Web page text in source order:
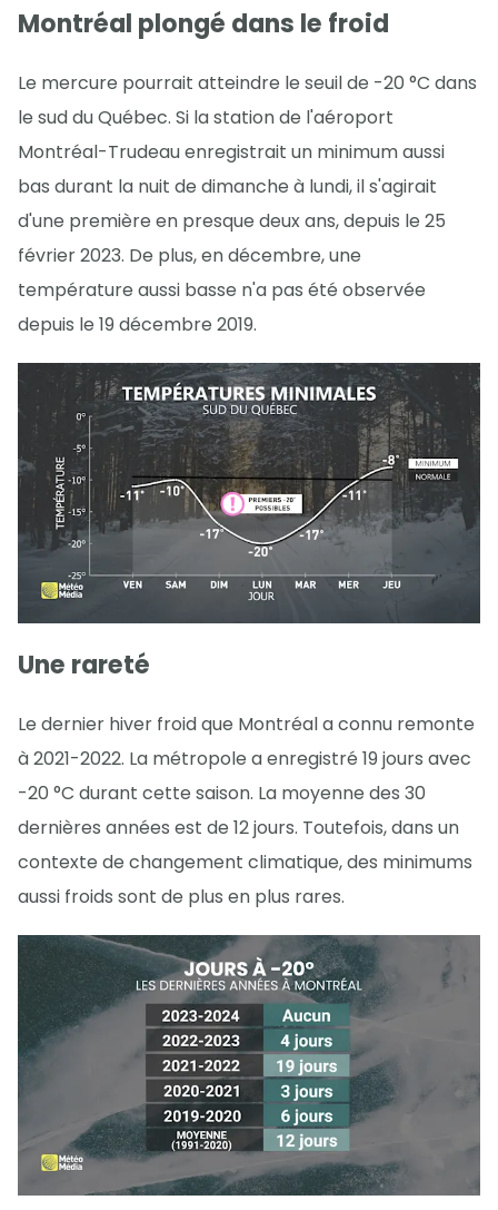
Montréal plongé dans le froid
Le mercure pourrait atteindre le seuil de -20 °C dans
le sud du Québec. Si la station de l'aéroport
Montréal-Trudeau enregistrait un minimum aussi
bas durant la nuit de dimanche à lundi, il s'agirait
d'une première en presque deux ans, depuis le 25
février 2023. De plus, en décembre, une
température aussi basse n'a pas été observée
depuis le 19 décembre 2019.
Une rareté
Le dernier hiver froid que Montréal a connu remonte
à 2021-2022. La métropole a enregistré 19 jours avec
-20 °C durant cette saison. La moyenne des 30
dernières années est de 12 jours. Toutefois, dans un
contexte de changement climatique, des minimums
aussi froids sont de plus en plus rares.